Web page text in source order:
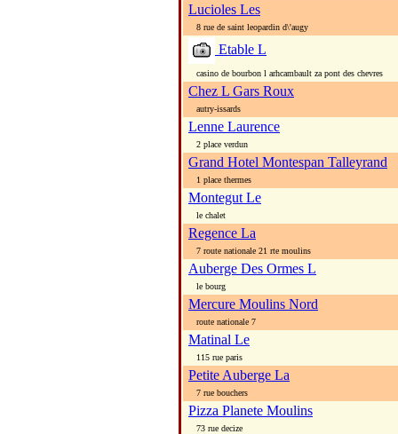
Lucioles Les
8 rue de saint leopardin d\'augy
Etable L
casino de bourbon l arhcambault za pont des chevres
Chez L Gars Roux
autry-issards
Lenne Laurence
2 place verdun
Grand Hotel Montespan Talleyrand
1 place thermes
Montegut Le
le chalet
Regence La
7 route nationale 21 rte moulins
Auberge Des Ormes L
le bourg
Mercure Moulins Nord
route nationale 7
Matinal Le
115 rue paris
Petite Auberge La
7 rue bouchers
Pizza Planete Moulins
73 rue decize